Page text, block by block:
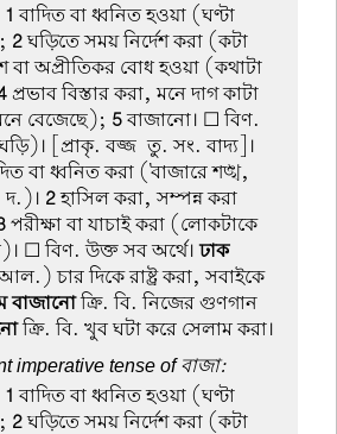
1 বাদিত বা ধ্বনিত হওয়া (ঘণ্টা
2ঘড়িতে সময় নির্দেশ করা (কটা
বা অপ্রীতিকর বোধ হওয়া (কথাটা
প্রভাব বিস্তার করা, মনে দাগ কাটা
বেজেছে); 5বাজানো। ☐ বিণ.
[প্রাকৃ. বজ্জ-তু. সং. বাদ্য]।
বা ধ্বনিত করা ('বাজারে শঙ্খ,
দ.)। 2হাসিল করা, সম্পন্ন করা
পরীক্ষা বা যাচাই করা (লোকটাকে
☐ বিণ. উক্ত সব অর্থে।ঢাক
চার দিকে রাষ্ট্র করা, সবাইকে
বাজানোক্রি. বি. নিজের গুণগান
ক্রি. বি. খুব ঘটা করে সেলাম করা।
imperative tense of বাজা:
1 বাদিত বা ধ্বনিত হওয়া (ঘণ্টা
2ঘড়িতে সময় নির্দেশ করা (কটা